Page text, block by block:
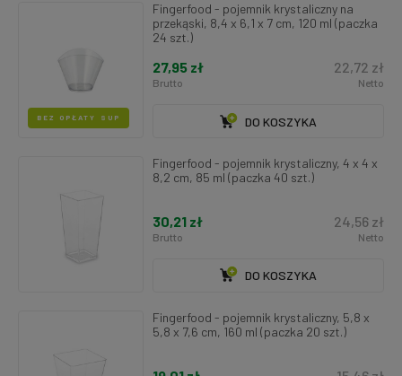
Fingerfood - pojemnik krystaliczny na
przekąski, 8,4 x 6,1 x 7 cm, 120 ml (paczka
24 szt.)
27,95 zł
Brutto
22,72 zł
Netto
DO KOSZYKA
BEZ OPŁATY SUP
Fingerfood - pojemnik krystaliczny, 4 x 4 x
8,2 cm, 85 ml (paczka 40 szt.)
30,21 zł
Brutto
24,56 zł
Netto
DO KOSZYKA
Fingerfood - pojemnik krystaliczny, 5,8 x
5,8 x 7,6 cm, 160 ml (paczka 20 szt.)